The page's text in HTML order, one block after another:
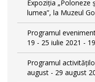
Expoziția „Poloneze
lumea”, la Muzeul
Programul
19 - 25 iulie 2021 -
Programul
august - 29 august